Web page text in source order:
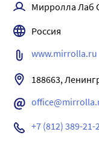
Мирролла Лаб
Россия
www.mirrolla.ru
188663,
+7 (812) 389-21-